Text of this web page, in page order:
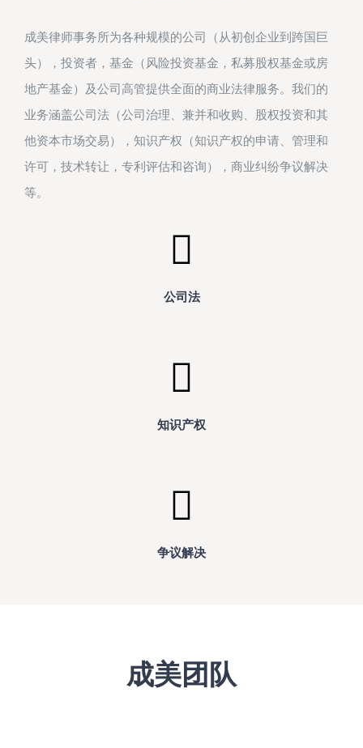
成美律师事务所为各种规模的公司（从初创企业到跨国巨
头），投资者，基金（风险投资基金，私募股权基金或房
地产基金）及公司高管提供全面的商业法律服务。我们的
业务涵盖公司法（公司治理、兼并和收购、股权投资和其
他资本市场交易），知识产权（知识产权的申请、管理和
许可，技术转让，专利评估和咨询），商业纠纷争议解决
等。
公司法
知识产权
争议解决
成美团队